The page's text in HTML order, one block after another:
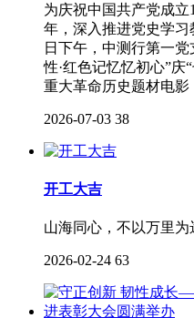
为庆祝中国共产党成立
年，深入推进党史学习
日下午，中测行第一
性·红色记忆忆初心”庆
重大革命历史题材电影
2026-07-03 38
开工大吉
山海同心，不以万里为
2026-02-24 63